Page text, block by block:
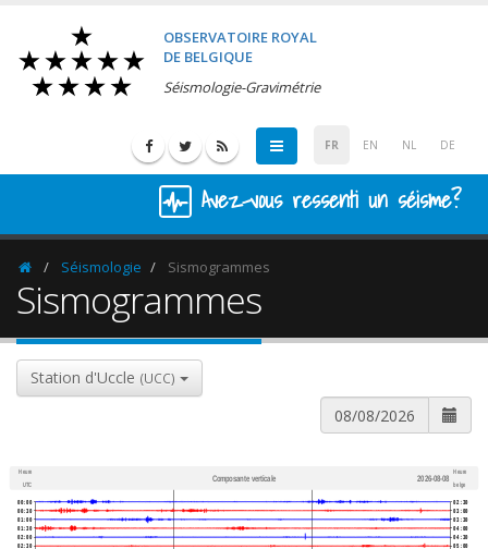
OBSERVATOIRE ROYAL
DE BELGIQUE
Séismologie-Gravimétrie
FR EN NL DE
Avez-vous ressenti un séisme?
HomepageSéismologie Sismogrammes
Sismogrammes
Station d'Uccle (UCC)
Heure
UTC
Composante verticale 2026-08-08
Heure
belge
00:00
00:30
01:00
01:30
02:00
02:30
02:30
03:00
03:30
04:00
04:30
05:00